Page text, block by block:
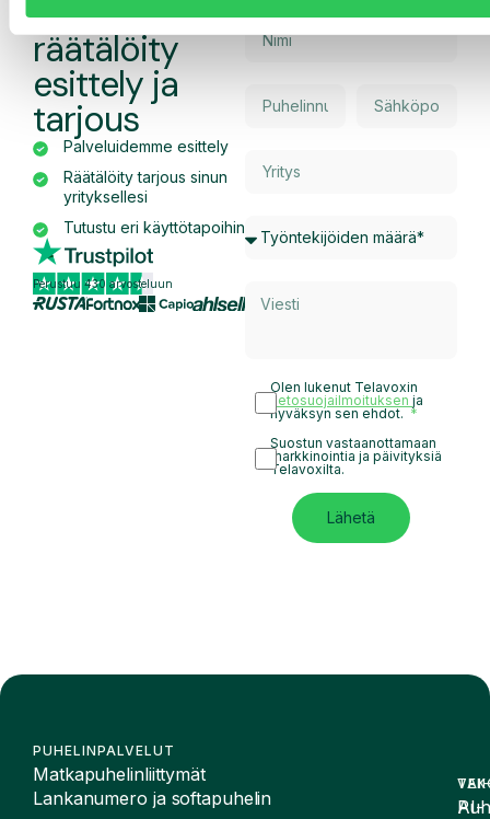
Pyydä
räätälöity
esittely ja
tarjous
Palveluidemme esittely
Räätälöity tarjous sinun
yrityksellesi
Tutustu eri käyttötapoihin
Perustuu 430 arvosteluun
Olen lukenut Telavoxin
tietosuojailmoituksenja
hyväksyn sen ehdot.
Suostun vastaanottamaan
markkinointia ja päivityksiä
Telavoxilta.
Lähetä
PUHELINPALVELUT
Matkapuhelinliittymät
Lankanumero ja softapuhelin
AI-